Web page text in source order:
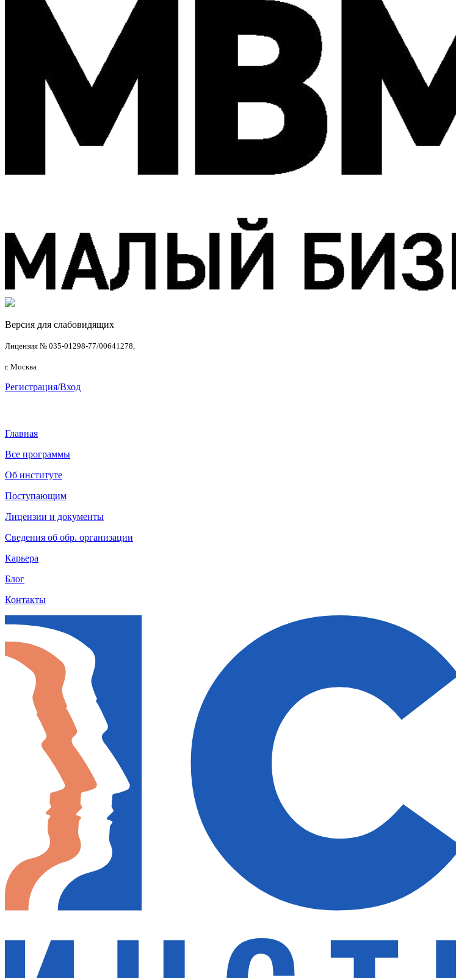
Версия для слабовидящих
Лицензия № 035-01298-77/00641278,
г. Москва
Регистрация/Вход
Главная
Все программы
Об институте
Поступающим
Лицензии и документы
Сведения об обр. организации
Карьера
Блог
Контакты